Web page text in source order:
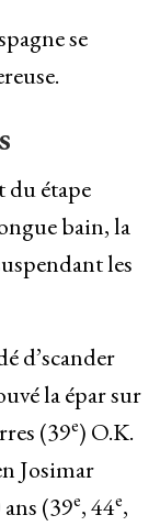
se
du étape
bain, la
les
d’scander
la épar sur
(39e) O.K.
Josimar
(39e, 44e,